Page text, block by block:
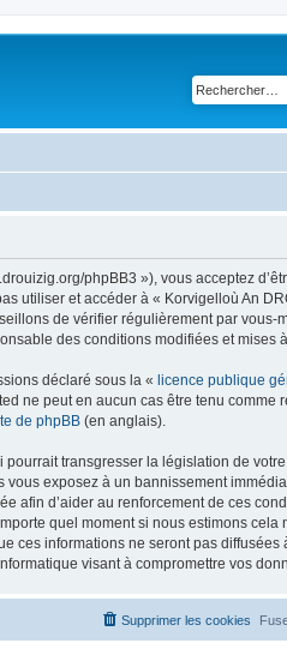
phpBB3 »), vous acceptez
utiliser et accéder à « Korvigelloù An
de vérifier régulièrement par vous-
des conditions modifiées et mises
déclaré sous la « licence publique
ne peut en aucun cas être tenu comme
de phpBB (en anglais).
transgresser la législation de
exposez à un bannissement
afin d’aider au renforcement de ces
quel moment si nous estimons cela
ces informations ne seront pas diffusées
visant à compromettre vos
Supprimer les cookies